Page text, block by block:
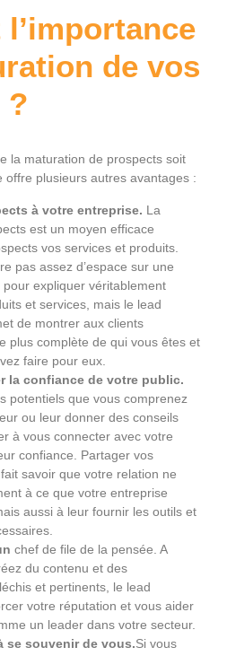
de vos
?
la maturation de prospects soit
offre plusieurs autres avantages :
à votre entreprise. La
est un moyen efficace
vos services et produits.
pas assez d’espace sur une
expliquer véritablement
et services, mais le lead
de montrer aux clients
plus complète de qui vous êtes et
faire pour eux.
la confiance de votre public.
potentiels que vous comprenez
ou leur donner des conseils
à vous connecter avec votre
confiance. Partager vos
savoir que votre relation ne
à ce que votre entreprise
aussi à leur fournir les outils et
chef de file de la pensée. A
du contenu et des
et pertinents, le lead
votre réputation et vous aider
un leader dans votre secteur.
se souvenir de vous.Si vous